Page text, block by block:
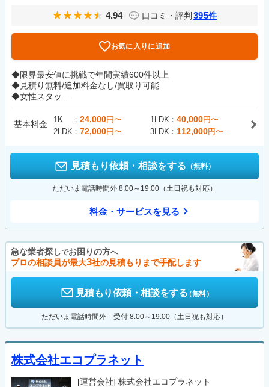
4.94 口コミ・評判 395件
お気に入りに追加
◆限界最安値に挑戦で年間実績600件以上
◆見積り無料/追加料金なし/買取り可能
◆女性スタッ...
基本料金 1K 24,000円〜 1LDK 40,000円〜
2LDK
72,000円〜 3LDK 112,000円〜
見積もり依頼・相談をする （無料）
ただいま電話時間外 8:00～19:00（土日祝も対応）
料金・サービスを見る
急な業者探しでお困りの方へ
プロの相談員が最大3社の見積もりまで手配します
見積もり依頼・相談をする（無料）
ただいま電話時間外 受付 8:00～19:00（土日祝も対応）
株式会社エコプラネット
[運営会社] 株式会社エコプラネット